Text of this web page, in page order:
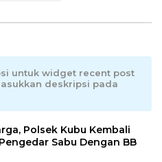
untuk widget recent post
deskripsi pada
Polsek Kubu Kembali
Sabu Dengan BB